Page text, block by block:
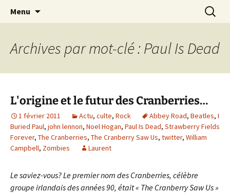
Laurent Rieppi
Journaliste musical · Historien du rock ·
Conférencier
Menu
Archives par mot-clé : Paul Is Dead
L'origine et le futur des Cranberries…
1 février 2011 Actu, culte, Rock Abbey Road, Beatles, I
Buried Paul, john lennon, Noel Hogan, Paul Is Dead, Strawberry Fields
Forever, The Cranberries, The Cranberry Saw Us, twitter, William
Campbell, Zombies Laurent
Le saviez-vous? Le premier nom des Cranberries, célèbre
groupe irlandais des années 90, était « The Cranberry Saw Us »